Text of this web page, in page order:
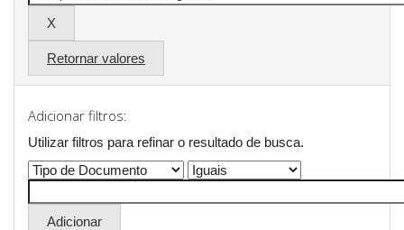
Retornar valores
Adicionar filtros:
Utilizar filtros para refinar o resultado de busca.